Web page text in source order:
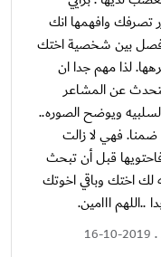
وافهمها انك
بين شخصية اختك
لذا مهم جدا ان
عن المشاعر
ويوضح الصوره..
فهي لا زالت
قبل أن تبحث
اختك وباقي اخوتك
..اللهم ااامين.
.
16-10-2019